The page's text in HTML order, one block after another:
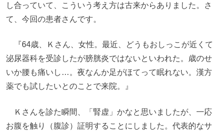
し合っていて、こういう考え方は古来からありました。さ
て、今回の患者さんです。
『64歳、Ｋさん、女性。最近、どうもおしっこが近くて
泌尿器科を受診したが膀胱炎ではないといわれた。歳のせ
いか腰も痛いし…。夜なんか足がほてって眠れない。漢方
薬でも試したいとのことで来院。』
Ｋさんを診た瞬間、「腎虚」かなと思いましたが、一応
お腹を触り（腹診）証明することにしました。代表的なサ